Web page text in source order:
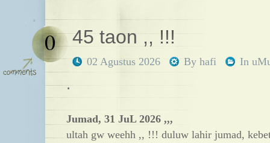
45 taon ,, !!!
02 Agustus 2026 By hafi
0
In
.
Jumad, 31 JuL 2026 ,,,
ultah gw weehh ,, !!! duluw lahir jumad,